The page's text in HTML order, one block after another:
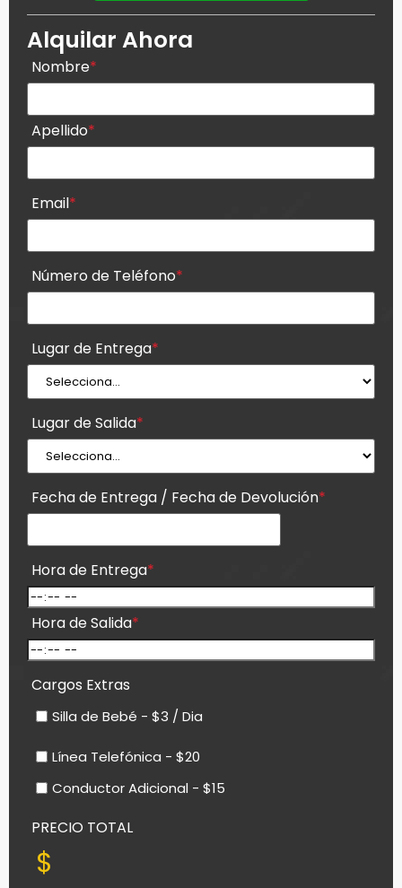
Alquilar Ahora
Nombre*
Apellido*
Email*
Número de Teléfono*
Lugar de Entrega*
Lugar de Salida*
Fecha de Entrega / Fecha de Devolución*
Hora de Entrega*
Hora de Salida*
Cargos Extras
Silla de Bebé - $3 / Dia
Línea Telefónica - $20
Conductor Adicional - $15
PRECIO TOTAL
$